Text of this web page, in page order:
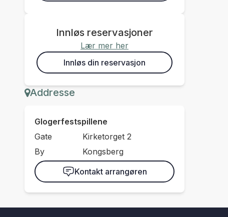
Innløs reservasjoner
Lær mer her
Innløs din reservasjon
Addresse
Glogerfestspillene
Gate
Kirketorget 2
By
Kongsberg
Kontakt arrangøren